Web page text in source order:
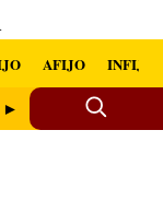
AFIJO INFIJO
►